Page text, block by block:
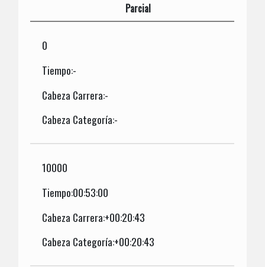
Parcial
0
Tiempo:-
Cabeza Carrera:-
Cabeza Categoría:-
10000
Tiempo:00:53:00
Cabeza Carrera:+00:20:43
Cabeza Categoría:+00:20:43